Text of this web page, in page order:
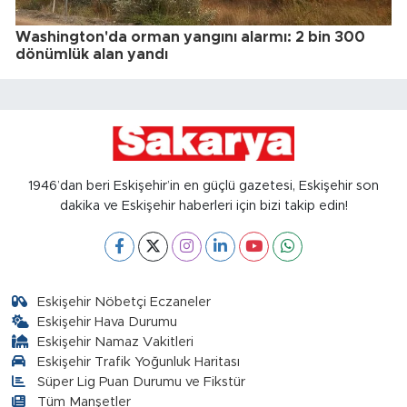
Washington'da orman yangını alarmı: 2 bin 300
dönümlük alan yandı
1946’dan beri Eskişehir’in en güçlü gazetesi, Eskişehir son
dakika ve Eskişehir haberleri için bizi takip edin!
Eskişehir Nöbetçi Eczaneler
Eskişehir Hava Durumu
Eskişehir Namaz Vakitleri
Eskişehir Trafik Yoğunluk Haritası
Süper Lig Puan Durumu ve Fikstür
Tüm Manşetler